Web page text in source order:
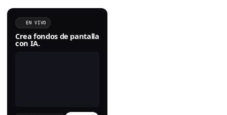
EN VIVO
Crea fondos de pantalla
con IA.